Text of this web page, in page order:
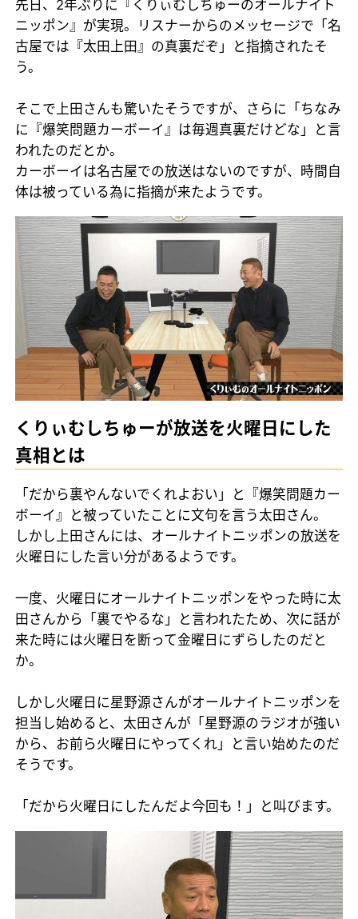
先日、2年ぶりに『くりぃむしちゅーのオールナイト
ニッポン』が実現。リスナーからのメッセージで「名
古屋では『太田上田』の真裏だぞ」と指摘されたそ
う。
そこで上田さんも驚いたそうですが、さらに「ちなみ
に『爆笑問題カーボーイ』は毎週真裏だけどな」と言
われたのだとか。
カーボーイは名古屋での放送はないのですが、時間自
体は被っている為に指摘が来たようです。
くりぃむしちゅーが放送を火曜日にした
真相とは
「だから裏やんないでくれよおい」と『爆笑問題カー
ボーイ』と被っていたことに文句を言う太田さん。
しかし上田さんには、オールナイトニッポンの放送を
火曜日にした言い分があるようです。
一度、火曜日にオールナイトニッポンをやった時に太
田さんから「裏でやるな」と言われたため、次に話が
来た時には火曜日を断って金曜日にずらしたのだと
か。
しかし火曜日に星野源さんがオールナイトニッポンを
担当し始めると、太田さんが「星野源のラジオが強い
から、お前ら火曜日にやってくれ」と言い始めたのだ
そうです。
「だから火曜日にしたんだよ今回も！」と叫びます。